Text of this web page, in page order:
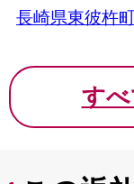
長崎県東彼杵
す